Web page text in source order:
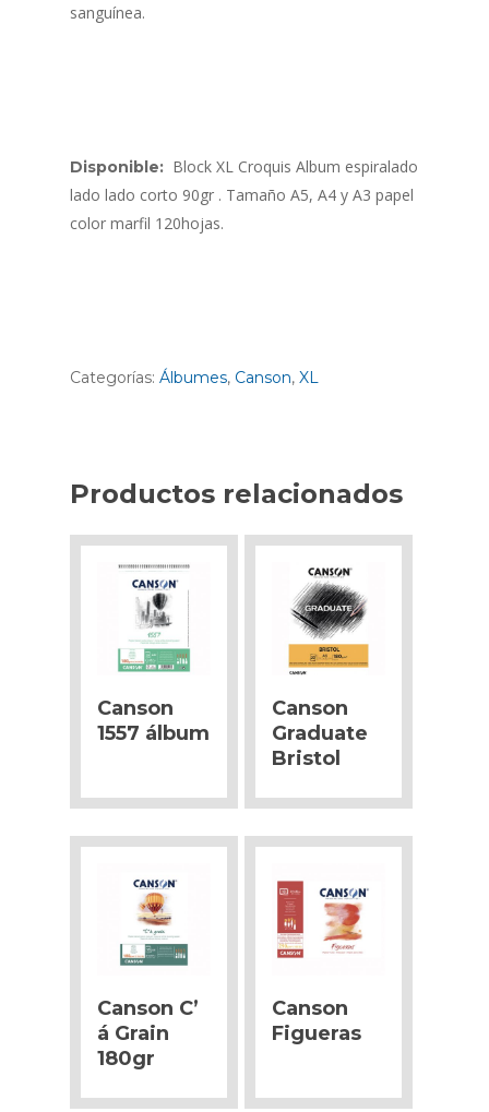
sanguínea.
Disponible: Block XL Croquis Album espiralado
lado lado corto 90gr . Tamaño A5, A4 y A3 papel
color marfil 120hojas.
Categorías: Álbumes, Canson, XL
Productos relacionados
Canson
1557 álbum
Canson
Graduate
Bristol
Canson C’
á Grain
180gr
Canson
Figueras